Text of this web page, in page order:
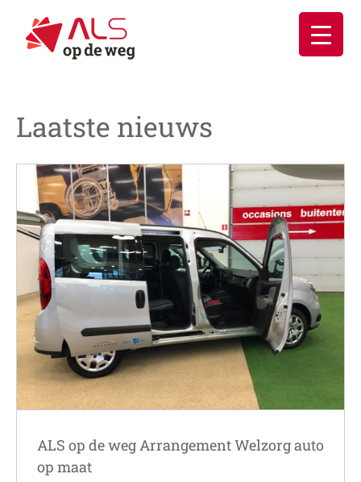
inhoud
Laatste nieuws
ALS op de weg Arrangement Welzorg auto
op maat